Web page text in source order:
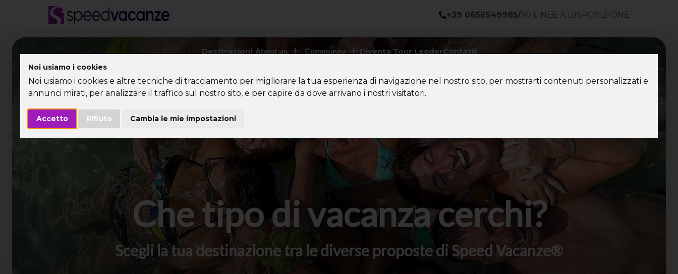
Noi usiamo i cookies
Noi usiamo i cookies e altre tecniche di tracciamento per migliorare la tua esperienza di navigazione nel nostro sito, per mostrarti contenuti personalizzati e
annunci mirati, per analizzare il traffico sul nostro sito, e per capire da dove arrivano i nostri visitatori.
Accetto Rifiuto Cambia le mie impostazioni
+39 0656549985/30 LINEE A DISPOSIZIONE
Destinazioni About us Community Diventa Tour LeaderContatti
Che tipo di vacanza cerchi?
Scegli la tua destinazione tra le diverse proposte di Speed Vacanze®